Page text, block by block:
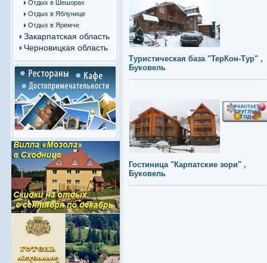
Отдых в Шешорах
Отдых в Яблунице
Отдых в Яремче
Закарпатская область
Черновицкая область
Туристическая база "ТерКон-Тур" ,
Буковель
Гостиница "Карпатские зори" ,
Буковель